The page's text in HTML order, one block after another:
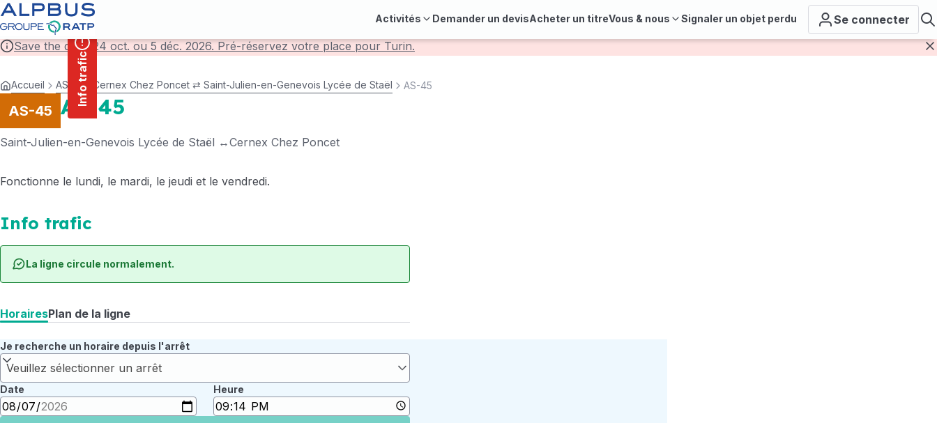
principal
Activités Demander un devisAcheter un titreVous & nous Signaler un objet perdu
Se connecter
Save the date! 24 oct. ou 5 déc. 2026. Pré-réservez votre place pour Turin.
Info trafic
Accueil AS-272 Cernex Chez Poncet ⇄ Saint-Julien-en-Genevois Lycée de Staël AS-45
AS-45 AS-45
Saint-Julien-en-Genevois Lycée de Staël Cernex Chez Poncet
Fonctionne le lundi, le mardi, le jeudi et le vendredi.
Info trafic
La ligne circule normalement.
HorairesPlan de la ligne
Je recherche un horaire depuis l'arrêt
Veuillez sélectionner un arrêt
Date Heure
Panneau de gestion des cookies